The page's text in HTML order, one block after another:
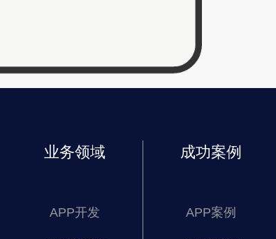
成功案例
APP案例
业务领域
APP开发